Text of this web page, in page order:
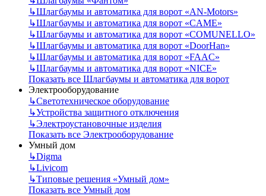
↳Шлагбаумы и автоматика для ворот «AN-Motors»
↳Шлагбаумы и автоматика для ворот «CAME»
↳Шлагбаумы и автоматика для ворот «COMUNELLO»
↳Шлагбаумы и автоматика для ворот «DoorHan»
↳Шлагбаумы и автоматика для ворот «FAAC»
↳Шлагбаумы и автоматика для ворот «NICE»
Показать все Шлагбаумы и автоматика для ворот
Электрооборудование
↳Светотехническое оборудование
↳Устройства защитного отключения
↳Электроустановочные изделия
Показать все Электрооборудование
Умный дом
↳Digma
↳Livicom
↳Типовые решения «Умный дом»
Показать все Умный дом